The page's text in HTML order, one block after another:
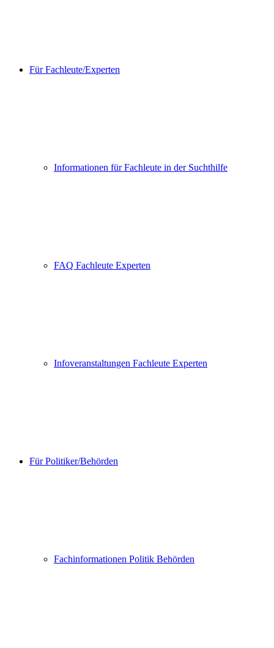
Für Fachleute/Experten
Informationen für Fachleute in der Suchthilfe
FAQ Fachleute Experten
Infoveranstaltungen Fachleute Experten
Für Politiker/Behörden
Fachinformationen Politik Behörden